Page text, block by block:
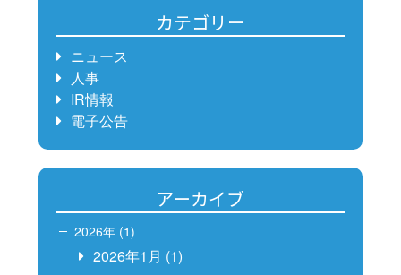
カテゴリー
ニュース
人事
IR情報
電子公告
アーカイブ
2026年 (1)
2026年1月 (1)